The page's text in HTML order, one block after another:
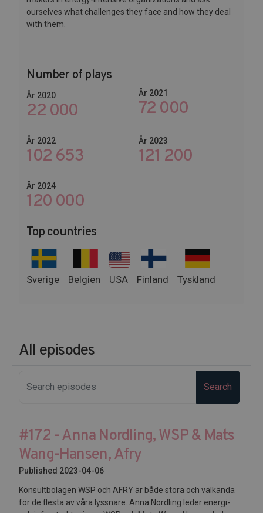
ourselves what challenges they face and how they deal
with them.
Number of plays
År 2020
22 000
År 2021
72 000
År 2022
102 653
År 2023
145 674
År 2024
146 400
Top countries
Sverige Belgien USA Finland Tyskland
All episodes
Search
#172 - Anna Nordling, WSP & Mats
Wang-Hansen, Afry
Published 2023-04-06
Konsultbolagen WSP och AFRY är både stora och välkända
för de flesta av våra lyssnare. Anna Nordling leder energi-